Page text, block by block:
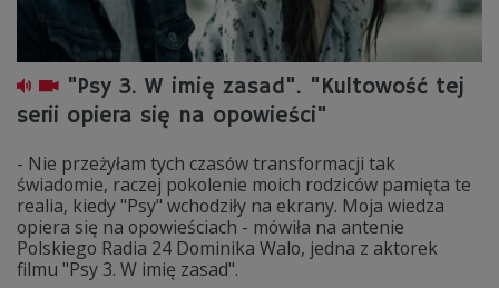
"Psy 3. W imię zasad". "Kultowość tej
serii opiera się na opowieści"
- Nie przeżyłam tych czasów transformacji tak
świadomie, raczej pokolenie moich rodziców pamięta te
realia, kiedy "Psy" wchodziły na ekrany. Moja wiedza
opiera się na opowieściach - mówiła na antenie
Polskiego Radia 24 Dominika Walo, jedna z aktorek
filmu "Psy 3. W imię zasad".